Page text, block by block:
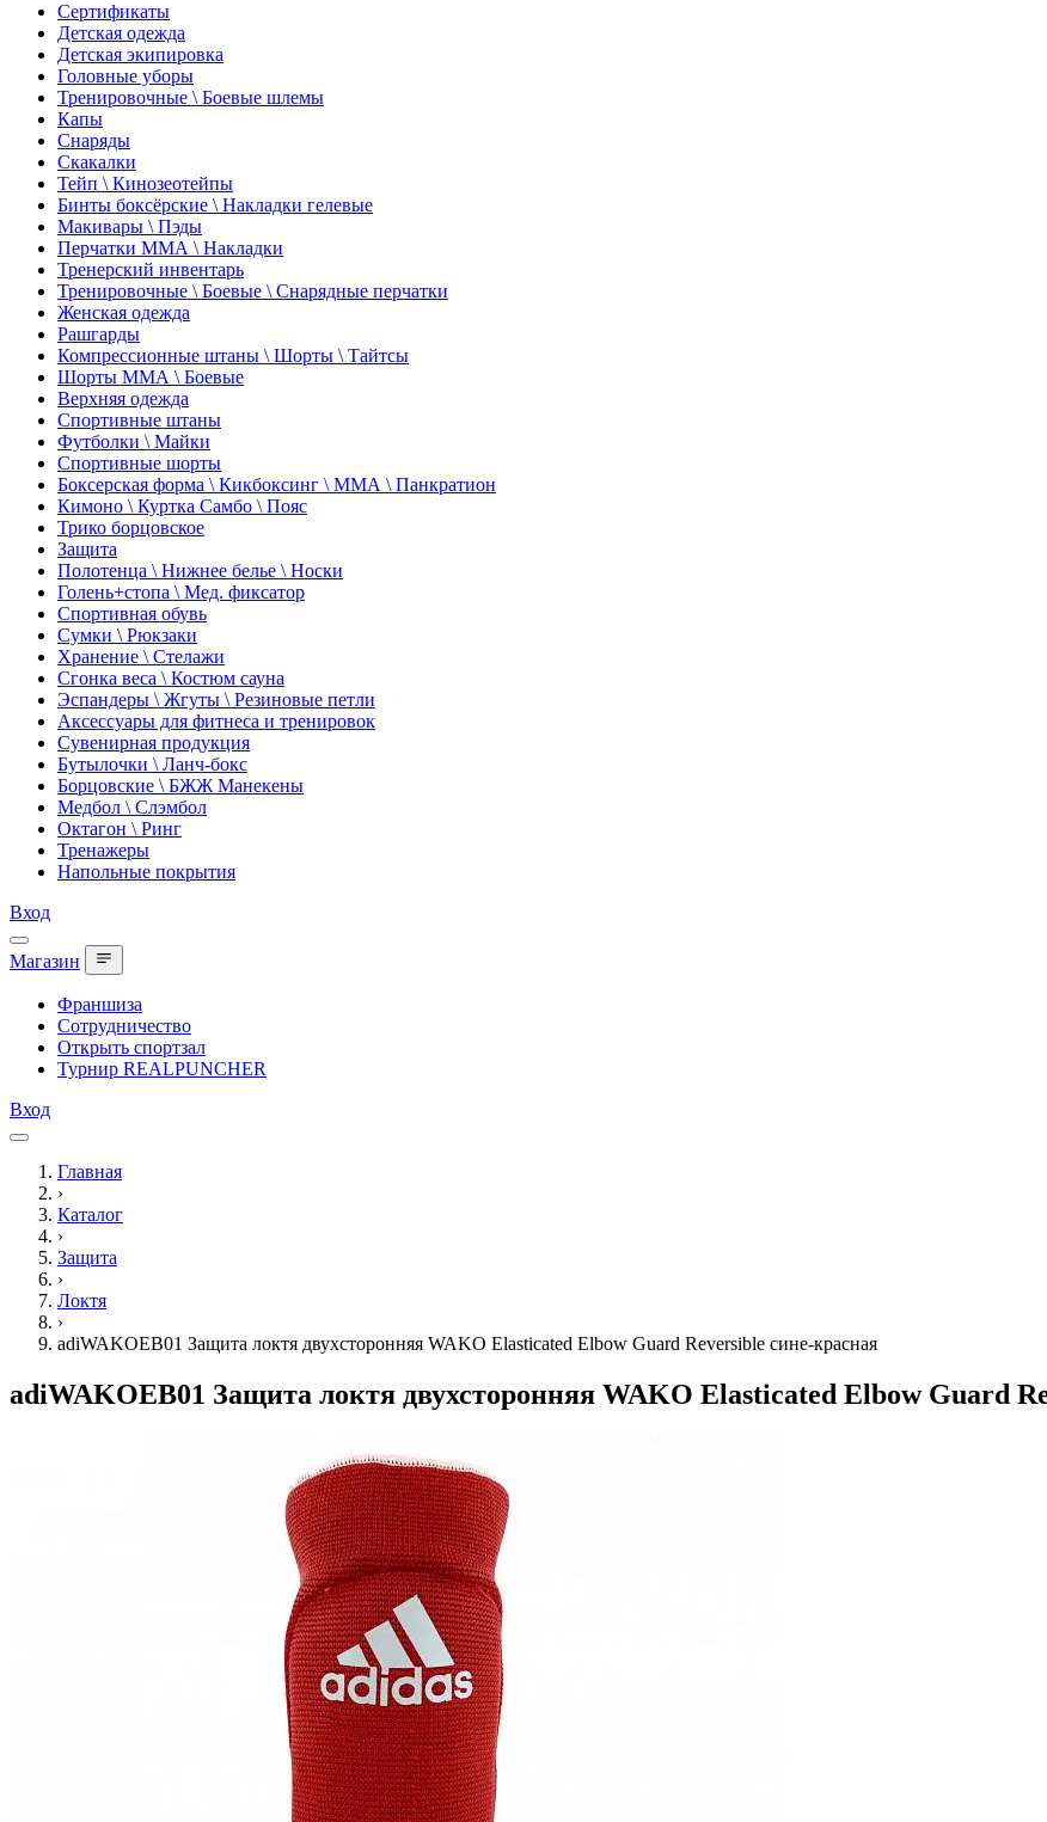
Сертификаты
Детская одежда
Детская экипировка
Головные уборы
Тренировочные \ Боевые шлемы
Капы
Снаряды
Скакалки
Тейп \ Кинозеотейпы
Бинты боксёрские \ Накладки гелевые
Макивары \ Пэды
Перчатки ММА \ Накладки
Тренерский инвентарь
Тренировочные \ Боевые \ Снарядные перчатки
Женская одежда
Рашгарды
Компрессионные штаны \ Шорты \ Тайтсы
Шорты ММА \ Боевые
Верхняя одежда
Спортивные штаны
Футболки \ Майки
Спортивные шорты
Боксерская форма \ Кикбоксинг \ ММА \ Панкратион
Кимоно \ Куртка Самбо \ Пояс
Трико борцовское
Защита
Полотенца \ Нижнее белье \ Носки
Голень+стопа \ Мед. фиксатор
Спортивная обувь
Сумки \ Рюкзаки
Хранение \ Стелажи
Сгонка веса \ Костюм сауна
Эспандеры \ Жгуты \ Резиновые петли
Аксессуары для фитнеса и тренировок
Сувенирная продукция
Бутылочки \ Ланч-бокс
Борцовские \ БЖЖ Манекены
Медбол \ Слэмбол
Октагон \ Ринг
Тренажеры
Напольные покрытия
Вход
Магазин
Франшиза
Сотрудничество
Открыть спортзал
Турнир REALPUNCHER
Вход
Главная
›
Каталог
›
Защита
›
Локтя
›
adiWAKOEB01 Защита локтя двухсторонняя WAKO Elasticated Elbow Guard Reversible сине-красная
adiWAKOEB01 Защита локтя двухсторонняя WAKO Elasticated Elbow Guard